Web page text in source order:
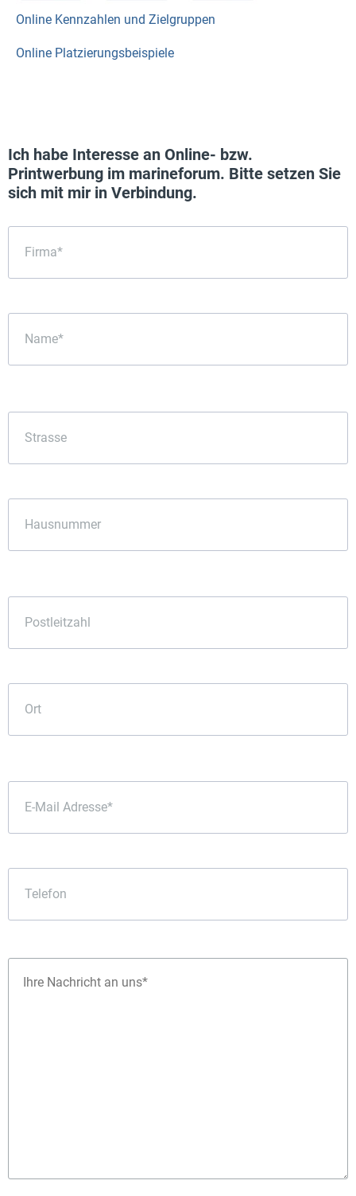
Online Kennzahlen und Zielgruppen
Online Platzierungsbeispiele
Ich habe Interesse an Online- bzw.
Printwerbung im marineforum. Bitte setzen Sie
sich mit mir in Verbindung.